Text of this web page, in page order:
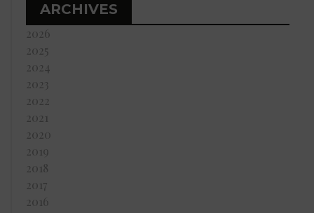
ARCHIVES
2026
2025
2024
2023
2022
2021
2020
2019
2018
2017
2016